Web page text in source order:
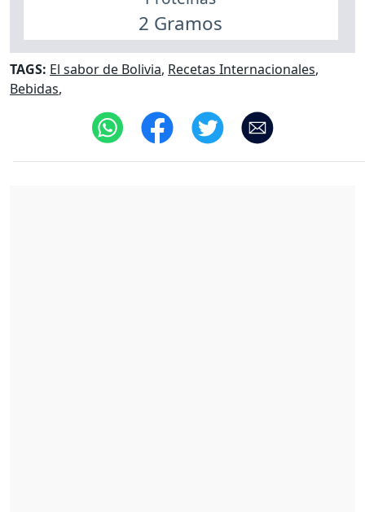
2 Gramos
TAGS: El sabor de Bolivia, Recetas Internacionales,
Bebidas,